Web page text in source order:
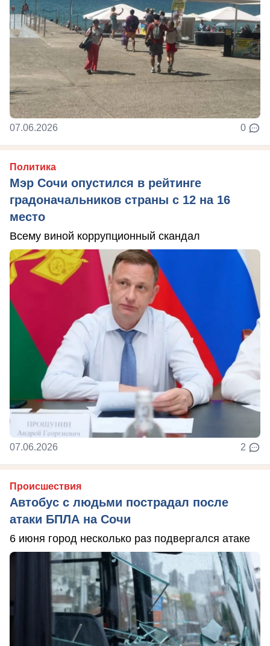
07.06.2026 0
Политика
Мэр Сочи опустился в рейтинге
градоначальников страны с 12 на 16
место
Всему виной коррупционный скандал
07.06.2026 2
Происшествия
Автобус с людьми пострадал после
атаки БПЛА на Сочи
6 июня город несколько раз подвергался атаке